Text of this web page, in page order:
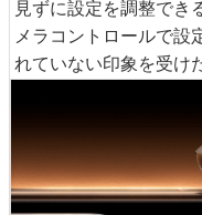
見ずに設定を調整でき
メラコントロールで設
れていない印象を受け